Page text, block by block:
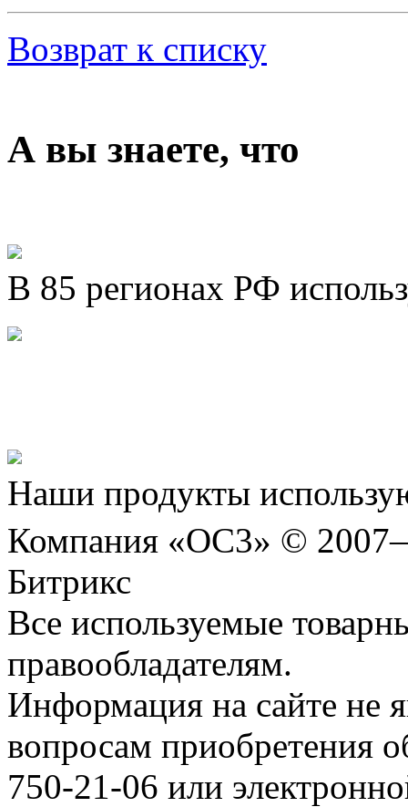
Возврат к списку
А вы знаете, что
В 85 регионах РФ
Наши продукты
Компания «ОС3» ©
Битрикс
Все используемые
правообладателям.
Информация на сайте не
вопросам приобретения
750-21-06 или